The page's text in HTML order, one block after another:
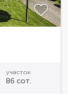
участок
86 сот.